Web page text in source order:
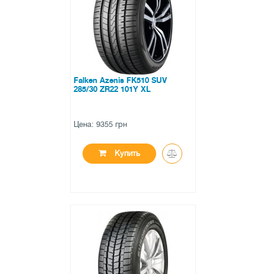
0 отзывов
Falken Azenis FK510 SUV
285/30 ZR22 101Y XL
Цена: 9355 грн
Купить
в наличии
0 отзывов